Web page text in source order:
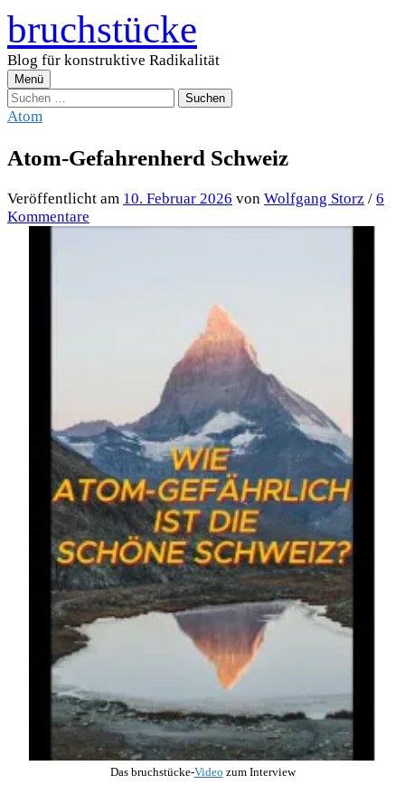
Zum
Inhalt
überspringen
bruchstücke
Blog für konstruktive Radikalität
Menü
Suchen
nach:
Atom
Atom-Gefahrenherd Schweiz
Veröffentlicht am 10. Februar 2026 von Wolfgang Storz / 6
Kommentare
Das bruchstücke-Video zum Interview